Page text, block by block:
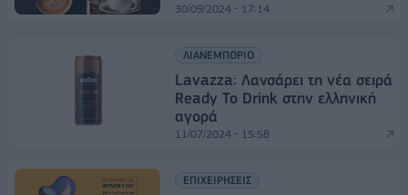
30/09/2024 - 17:14
ΛΙΑΝΕΜΠΟΡΙΟ
Lavazza: Λανσάρει τη νέα σειρά
Ready To Drink στην ελληνική
αγορά
11/07/2024 - 15:58
ΕΠΙΧΕΙΡΗΣΕΙΣ